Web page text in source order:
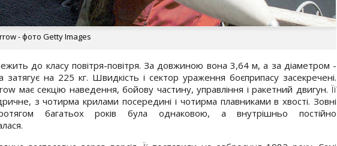
- фото Getty Images
до класу повітря-повітря. За довжиною вона 3,64 м, а за діаметром -
на 225 кг. Швидкість і сектор ураження боєприпасу засекречені.
має секцію наведення, бойову частину, управління і ракетний двигун. Її
з чотирма крилами посередині і чотирма плавниками в хвості. Зовні
багатьох років була однаковою, а внутрішньо постійно